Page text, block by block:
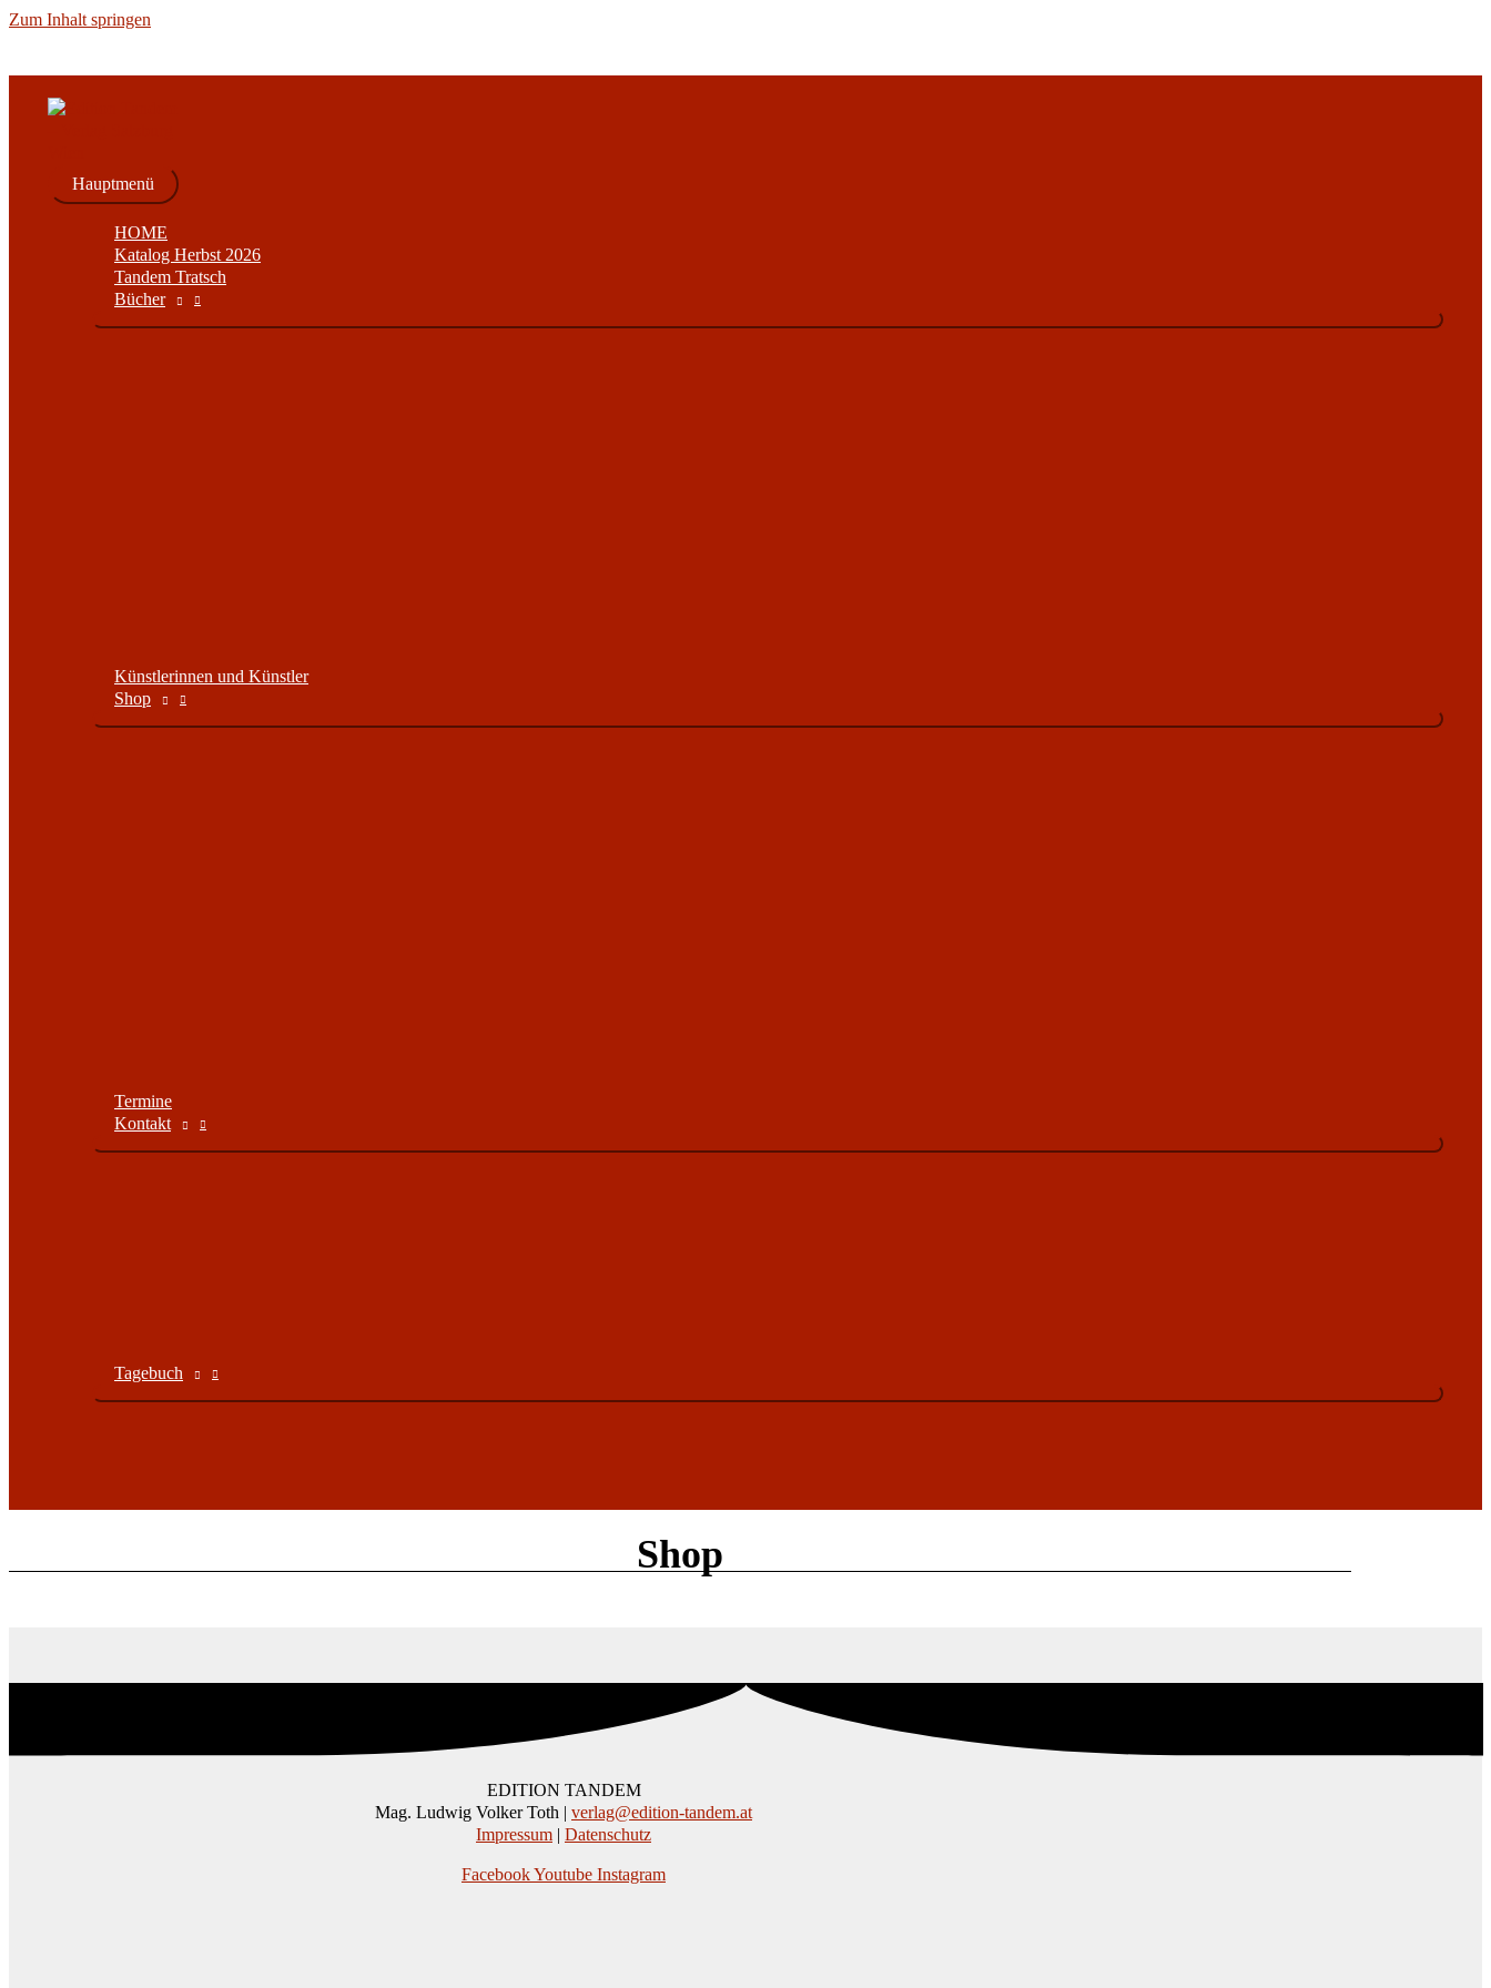
Zum Inhalt springen
Hauptmenü
HOME
Katalog Herbst 2026
Tandem Tratsch
Bücher
Künstlerinnen und Künstler
Shop
Termine
Kontakt
Tagebuch
Shop
EDITION TANDEM
Mag. Ludwig Volker Toth | verlag@edition-tandem.at
Impressum | Datenschutz
FacebookYoutube Instagram